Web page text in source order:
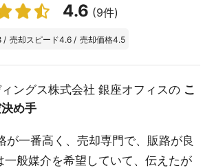
4.6 (9件)
/ 売却スピード4.6 / 売却価格4.5
ングス株式会社 銀座オフィスの こ
め手
が一番高く、売却専門で、販路が良
一般媒介を希望していて、伝えたが